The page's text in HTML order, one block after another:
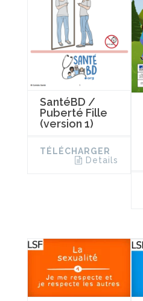
SantéBD /
Puberté Fille
(version 1)
TÉLÉCHARGER
Details